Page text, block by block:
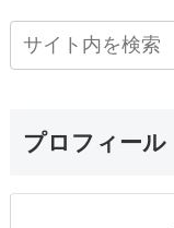
プロフィール